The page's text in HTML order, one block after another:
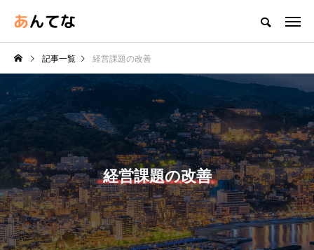
記事一覧 経営課題の改善
経営課題の改善